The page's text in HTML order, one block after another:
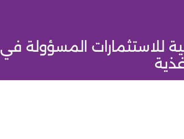
للاستثمارات المسؤولة في